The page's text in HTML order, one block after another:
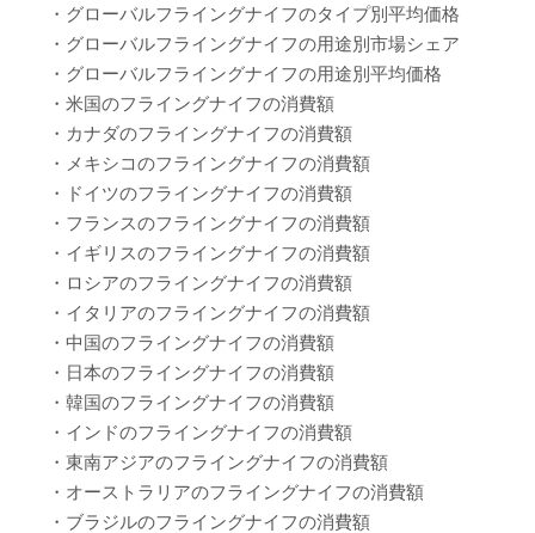
・グローバルフライングナイフのタイプ別平均価格
・グローバルフライングナイフの用途別市場シェア
・グローバルフライングナイフの用途別平均価格
・米国のフライングナイフの消費額
・カナダのフライングナイフの消費額
・メキシコのフライングナイフの消費額
・ドイツのフライングナイフの消費額
・フランスのフライングナイフの消費額
・イギリスのフライングナイフの消費額
・ロシアのフライングナイフの消費額
・イタリアのフライングナイフの消費額
・中国のフライングナイフの消費額
・日本のフライングナイフの消費額
・韓国のフライングナイフの消費額
・インドのフライングナイフの消費額
・東南アジアのフライングナイフの消費額
・オーストラリアのフライングナイフの消費額
・ブラジルのフライングナイフの消費額